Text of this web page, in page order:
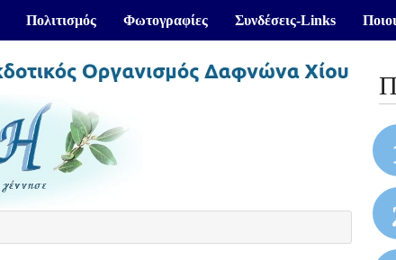
Πολιτισμός Φωτογραφίες Συνδέσεις-Links